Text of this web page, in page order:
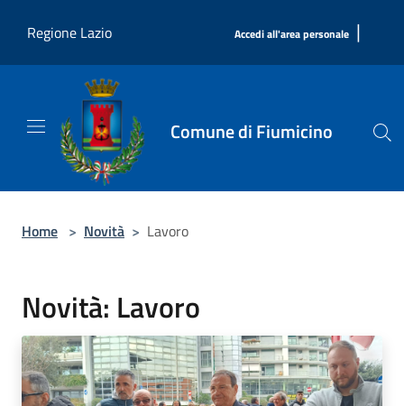
Regione Lazio
Accedi all'area personale |
Comune di Fiumicino
Home > Novità > Lavoro
Novità: Lavoro